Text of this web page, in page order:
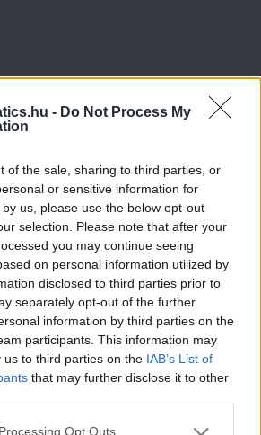
- Do Not Process My
of the sale, sharing to third parties, or
or sensitive information for
us, please use the below opt-out
selection. Please note that after your
you may continue seeing
on personal information utilized by
disclosed to third parties prior to
separately opt-out of the further
information by third parties on the
participants. This information may
us to third parties on the IAB’s List of
that may further disclose it to other
website/app uses one or more Google
Opt Outs